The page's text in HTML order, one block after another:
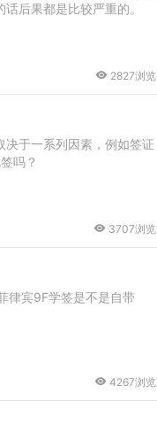
后果都是比较严重的。
2827浏览
于一系列因素，例如签证
吗？
3707浏览
律宾9F学签是不是自带
4267浏览